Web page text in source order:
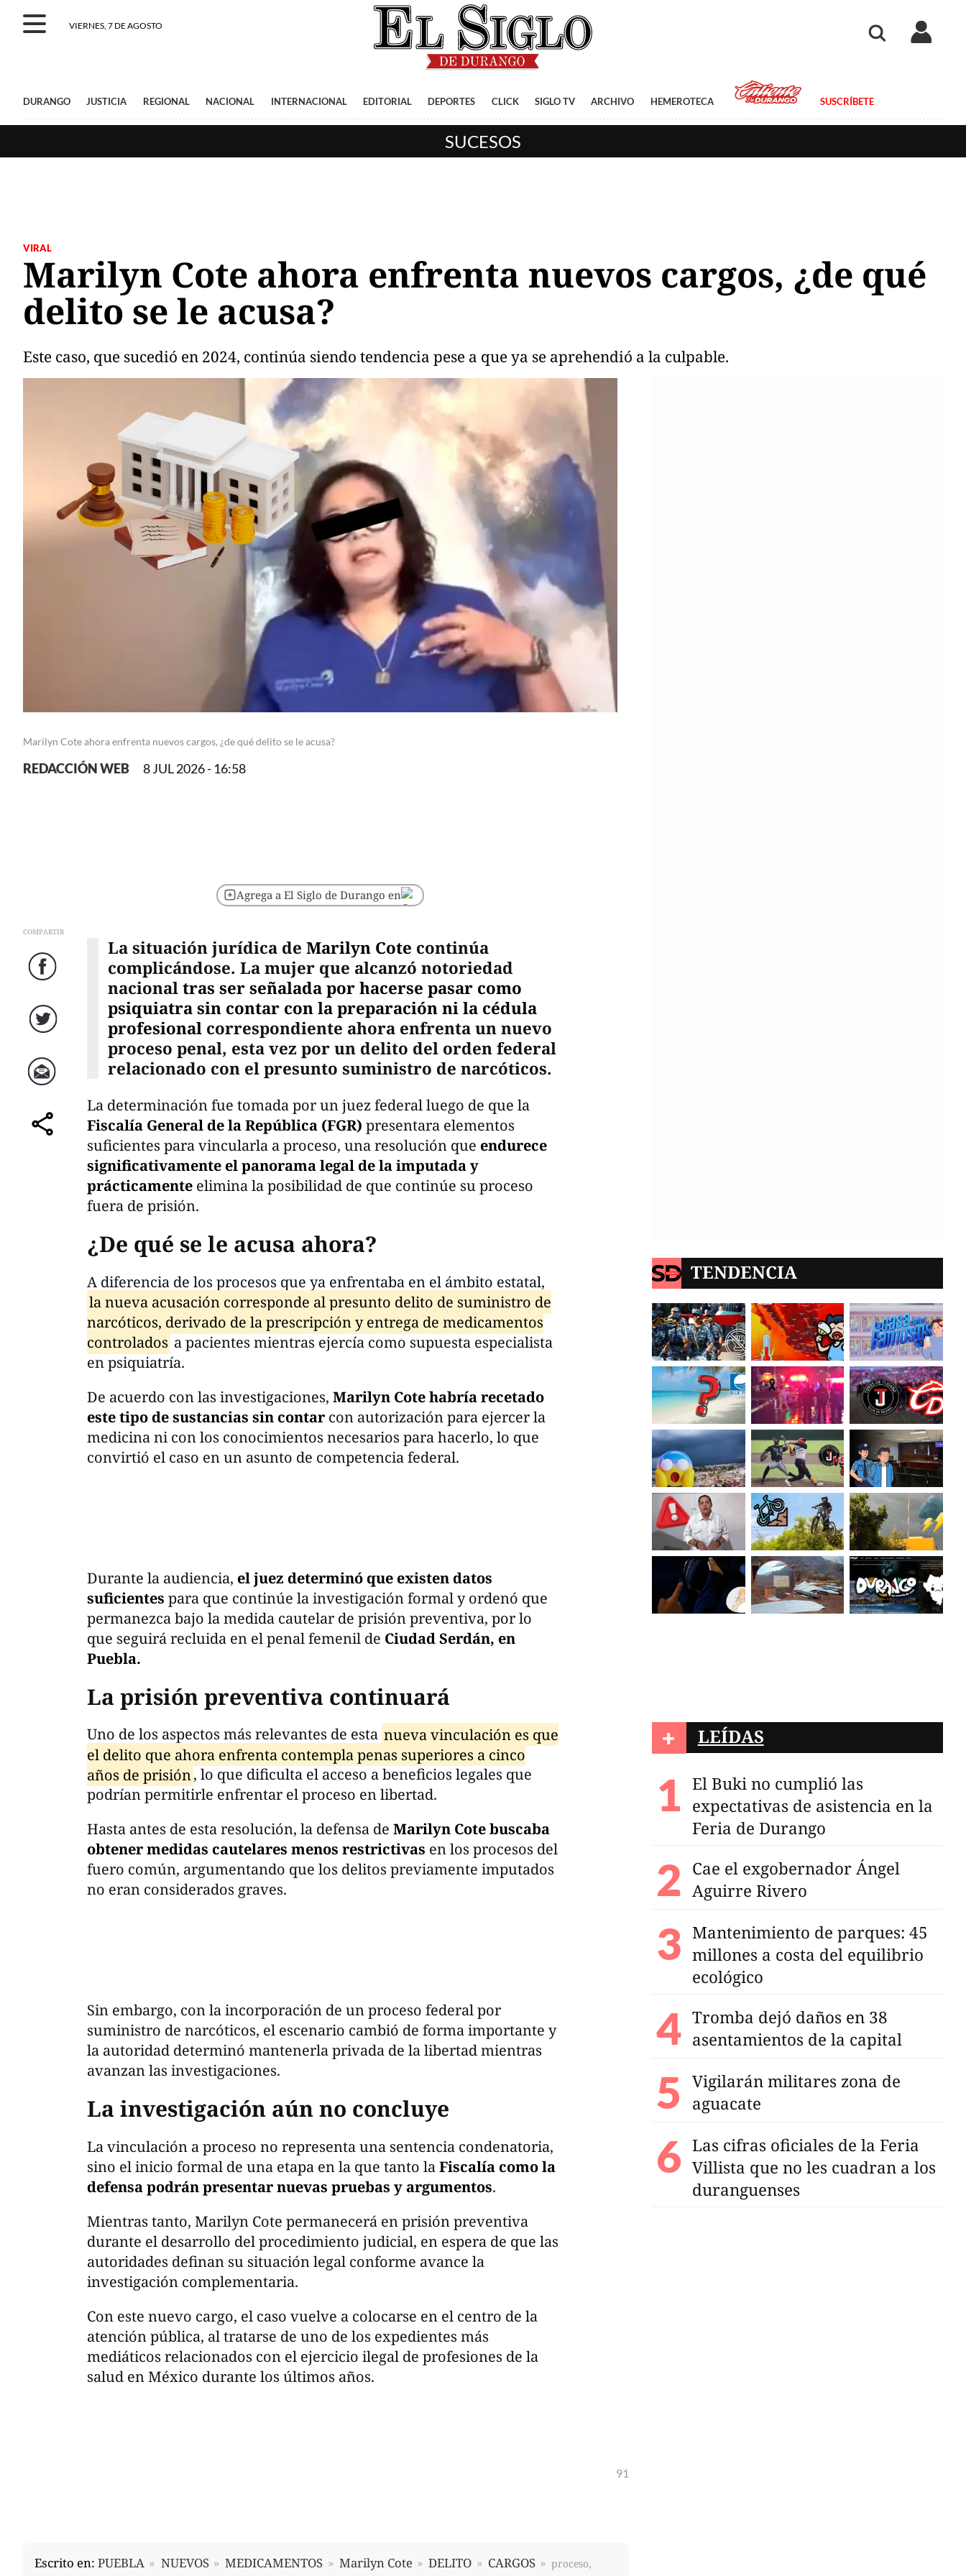
VIERNES, 7 DE AGOSTO
DURANGO JUSTICIA REGIONAL NACIONAL INTERNACIONAL EDITORIAL DEPORTES CLICK SIGLO TV ARCHIVO HEMEROTECA SUSCRÍBETE
SUCESOS
VIRAL
Marilyn Cote ahora enfrenta nuevos cargos, ¿de qué
delito se le acusa?
Este caso, que sucedió en 2024, continúa siendo tendencia pese a que ya se aprehendió a la culpable.
Marilyn Cote ahora enfrenta nuevos cargos, ¿de qué delito se le acusa?
REDACCIÓN WEB 8 JUL 2026 - 16:58
Agrega a El Siglo de Durango en
COMPARTIR
Facebook
Twitter
Correo
comparte
La situación jurídica de Marilyn Cote continúa
complicándose. La mujer que alcanzó notoriedad
nacionaltras ser señalada por hacerse pasar como
psiquiatra sin contar con la preparación ni la cédula
profesionalcorrespondiente ahora enfrenta un nuevo
proceso penal, esta vez por un delito del orden federal
relacionado con el presunto suministro de narcóticos.
La determinación fue tomada por un juez federal luego de que la
Fiscalía General de la República (FGR) presentara elementos
suficientes para vincularla a proceso, una resolución que endurece
significativamente el panorama legal de la imputada y
prácticamente elimina la posibilidad de que continúe su proceso
fuera de prisión.
¿De qué se le acusa ahora?
A diferencia de los procesos que ya enfrentaba en el ámbito estatal,
la nueva acusación corresponde al presunto delito de suministro de
narcóticos, derivado de la prescripción y entrega de medicamentos
controlados a pacientes mientras ejercía como supuesta especialista
en psiquiatría.
De acuerdo con las investigaciones, Marilyn Cote habría recetado
este tipo de sustancias sin contarcon autorización para ejercer la
medicina ni con los conocimientos necesarios para hacerlo, lo que
convirtió el caso en un asunto de competencia federal.
Durante la audiencia, el juez determinó que existen datos
suficientes para que continúe la investigación formal y ordenó que
permanezca bajo la medida cautelar de prisión preventiva, por lo
que seguirá recluida en el penal femenil de Ciudad Serdán, en
Puebla.
La prisión preventiva continuará
Uno de los aspectos más relevantes de esta nueva vinculación es que
el delito que ahora enfrenta contempla penas superiores a cinco
años de prisión, lo que dificulta el acceso a beneficios legales que
podrían permitirle enfrentar el proceso en libertad.
Hasta antes de esta resolución, la defensa de Marilyn Cote buscaba
obtener medidas cautelares menos restrictivas en los procesos del
fuero común, argumentando que los delitos previamente imputados
no eran considerados graves.
Sin embargo, con la incorporación de un proceso federal por
suministro de narcóticos, el escenario cambió de forma importante y
la autoridad determinó mantenerla privada de la libertad mientras
avanzan las investigaciones.
La investigación aún no concluye
La vinculación a proceso no representa una sentencia condenatoria,
sino el inicio formal de una etapa en la que tanto laFiscalía como la
defensa podrán presentar nuevas pruebas y argumentos.
Mientras tanto, Marilyn Cote permanecerá en prisión preventiva
durante el desarrollo del procedimiento judicial, en espera de que las
autoridades definan su situación legal conforme avance la
investigación complementaria.
Con este nuevo cargo, el caso vuelve a colocarse en el centro de la
atención pública, al tratarse de uno de los expedientes más
mediáticos relacionados con el ejercicio ilegal de profesiones de la
salud en México durante los últimos años.
91
Escrito en: PUEBLA NUEVOS MEDICAMENTOS Marilyn Cote DELITO CARGOS
proceso,
TENDENCIA
+ LEÍDAS
El Buki no cumplió las
expectativas de asistencia en la
Feria de Durango
Cae el exgobernador Ángel
Aguirre Rivero
Mantenimiento de parques: 45
millones a costa del equilibrio
ecológico
Tromba dejó daños en 38
asentamientos de la capital
Vigilarán militares zona de
aguacate
Las cifras oficiales de la Feria
Villista que no les cuadran a los
duranguenses